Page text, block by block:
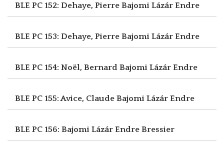
BLE PC 152: Dehaye, Pierre Bajomi Lázár Endre
BLE PC 153: Dehaye, Pierre Bajomi Lázár Endre
BLE PC 154: Noël, Bernard Bajomi Lázár Endre
BLE PC 155: Avice, Claude Bajomi Lázár Endre
BLE PC 156: Bajomi Lázár Endre Bressier